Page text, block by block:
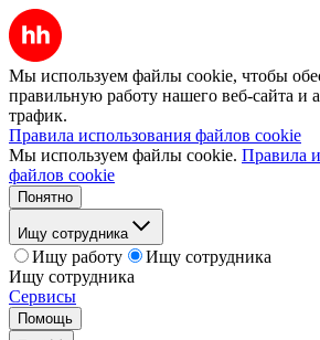
Мы используем файлы cookie, чтобы
правильную работу нашего веб-сайта и
трафик.
Правила использования файлов cookie
Мы используем файлы cookie. Правила
файлов cookie
Понятно
Ищу сотрудника
Ищу работу
Ищу сотрудника
Ищу сотрудника
Сервисы
Помощь